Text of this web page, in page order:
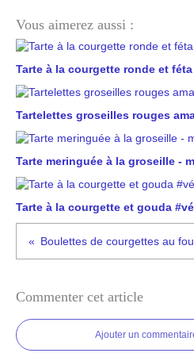
Vous aimerez aussi :
Tarte à la courgette ronde et
Tartelettes groseilles rouges
Tarte meringuée à la groseille -
Tarte à la courgette et gouda
Boulettes de courgettes au
Commenter cet article
Ajouter un